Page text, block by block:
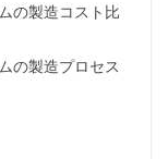
の製造コスト比
の製造プロセス